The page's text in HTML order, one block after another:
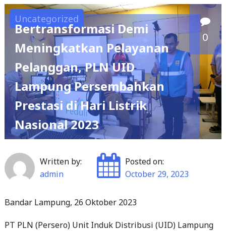
Uncategorized
0
Bertransformasi Demi
Meningkatkan Pelayanan
Pelanggan, PLN UID
Lampung Persembahkan
Prestasi di Hari Listrik
Nasional 2023
Written by:
admin
Posted on:
October 29, 2023
Bandar Lampung, 26 Oktober 2023
PT PLN (Persero) Unit Induk Distribusi (UID) Lampung